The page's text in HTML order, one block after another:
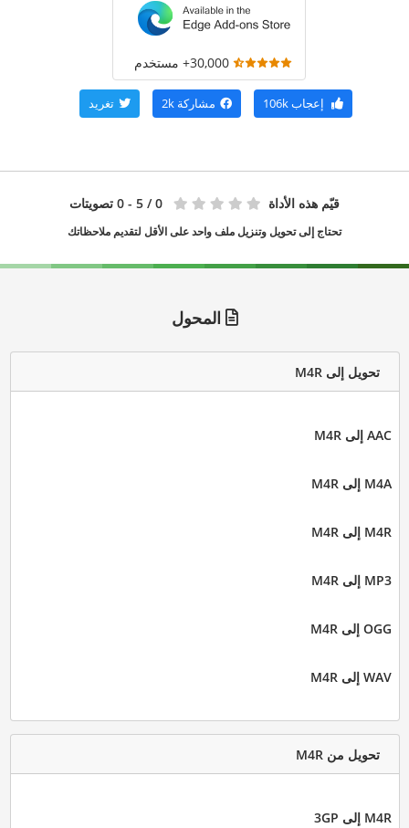
30,000+ مستخدم
إعجاب106k مشاركة 2k تغريد
قيّم هذه الأداة 0 / 5 - 0 تصويتات
تحتاج إلى تحويل وتنزيل ملف واحد على الأقل لتقديم ملاحظاتك
المحول
تحويل إلى M4R
AAC إلى M4R
M4A إلى M4R
M4R إلى M4R
MP3 إلى M4R
OGG إلى M4R
WAV إلى M4R
تحويل من M4R
M4R إلى 3GP